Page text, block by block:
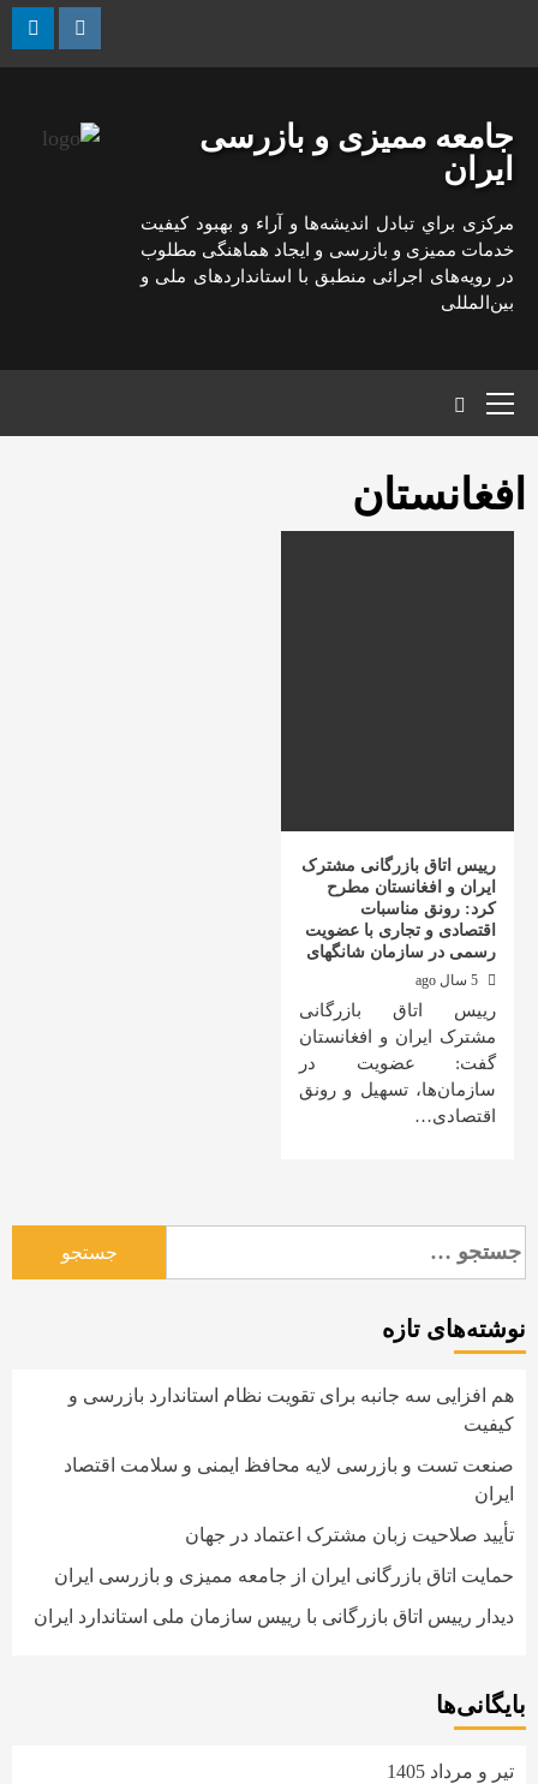
Instagram
جامعه ممیزی و بازرسی
ایران
مركزی براي تبادل انديشه‌ها و آراء و بهبود كيفيت
خدمات مميزی و بازرسی و ايجاد هماهنگی مطلوب
در رويه‌های اجرائی منطبق با استانداردهای ملی و
بين‌المللی
افغانستان
رییس اتاق بازرگانی مشترک
ایران و افغانستان مطرح
کرد: رونق مناسبات
اقتصادی و تجاری با عضویت
رسمی در سازمان شانگهای
رییس اتاق بازرگانی
مشترک ایران و افغانستان
گفت: عضویت در
سازمان‌ها، تسهیل و رونق
اقتصادی…
جستجو
برای:
نوشته‌های تازه
هم افزایی سه جانبه برای تقویت نظام استاندارد بازرسی و
کیفیت
صنعت تست و بازرسی لایه محافظ ایمنی و سلامت اقتصاد
ایران
تأیید صلاحیت زبان مشترک اعتماد در جهان
حمایت اتاق بازرگانی ایران از جامعه ممیزی و بازرسی ایران
دیدار رییس اتاق بازرگانی با رییس سازمان ملی استاندارد ایران
بایگانی‌ها
تیر و مرداد 1405